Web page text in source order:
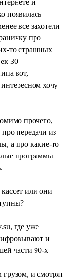
и
появилась
все захотели
про
то страшных
30
вот,
интересном хочу
прочего,
передачи из
а про какие-то
программы,
или они
где уже
и
части 90-х
и смотрят